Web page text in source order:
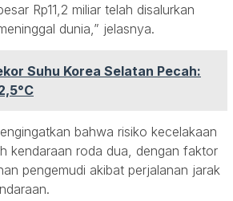
Rp11,2 miliar telah disalurkan
dunia,” jelasnya.
Suhu Korea Selatan Pecah:
bahwa risiko kecelakaan
kendaraan roda dua, dengan faktor
pengemudi akibat perjalanan jarak